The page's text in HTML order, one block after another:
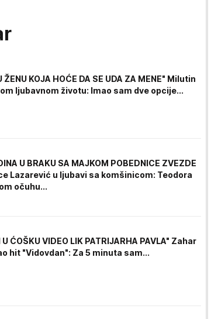
ŽENU KOJA HOĆE DA SE UDA ZA MENE" Milutin
ljubavnom životu: Imao sam dve opcije...
U BRAKU SA MAJKOM POBEDNICE ZVEZDE
Lazarević u ljubavi sa komšinicom: Teodora
očuhu...
U ĆOŠKU VIDEO LIK PATRIJARHA PAVLA" Zahar
hit "Vidovdan": Za 5 minuta sam...